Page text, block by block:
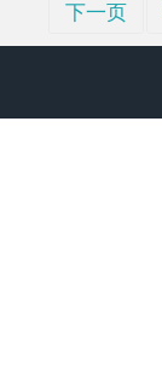
下一页